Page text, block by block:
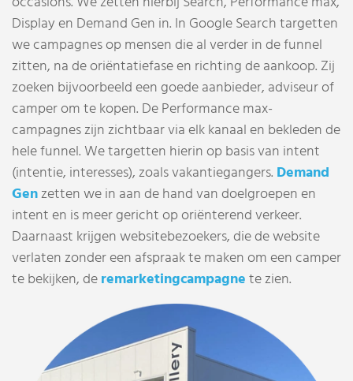
Display en Demand Gen in. In Google Search targetten
we campagnes op mensen die al verder in de funnel
zitten, na de oriëntatiefase en richting de aankoop. Zij
zoeken bijvoorbeeld een goede aanbieder, adviseur of
camper om te kopen. De Performance max-
campagnes zijn zichtbaar via elk kanaal en bekleden de
hele funnel. We targetten hierin op basis van intent
(intentie, interesses), zoals vakantiegangers. Demand
Genzetten we in aan de hand van doelgroepen en
intent en is meer gericht op oriënterend verkeer.
Daarnaast krijgen websitebezoekers, die de website
verlaten zonder een afspraak te maken om een camper
te bekijken, deremarketingcampagnete zien.